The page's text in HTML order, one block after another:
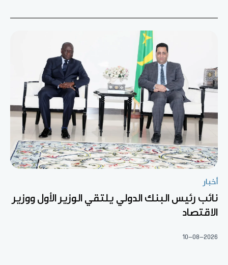
أخبار
نائب رئيس البنك الدولي يلتقي الوزير الأول ووزير
الاقتصاد
10-08-2026